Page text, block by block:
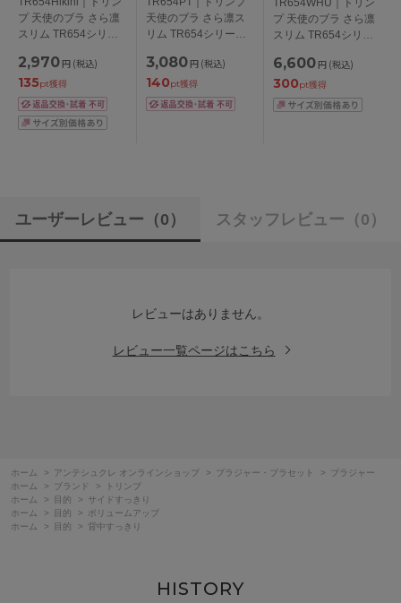
プ 天使のブラ さら凛
スリム TR654シリー
ーツ M/L/LL
2,970 円 (税込)
135pt獲得
天使のブラ さら凛ス
リム TR654シリーズ
ツ M/L
3,080 円 (税込)
140pt獲得
プ 天使のブラ さら凛
スリム TR654シリー
BCDEFGカップ アン
ダー
65/70/75/80/85/90/95c
m
6,600 円 (税込)
300pt獲得
ユーザーレビュー （0） スタッフレビュー （0）
レビューはありません。
レビュー一覧ページはこちら
ホーム > アンテシュクレ オンラインショップ > ブラジャー・ブラセット >
ブラジャー
ホーム
> ブランド >
トリンプ
ホーム
> 目的 >
サイドすっきり
ホーム
> 目的 >
ボリュームアップ
ホーム
> 目的 > 背中すっきり
HISTORY